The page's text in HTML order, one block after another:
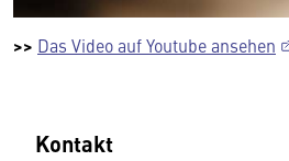
>> Das Video auf Youtube ansehen
Kontakt